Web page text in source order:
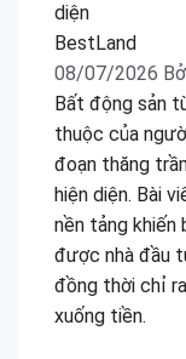
08/07/2026
Bất động sản
thuộc của
đoạn thăng
hiện diện. Bài
nền tảng
được nhà đầu
đồng thời chỉ
xuống tiền.